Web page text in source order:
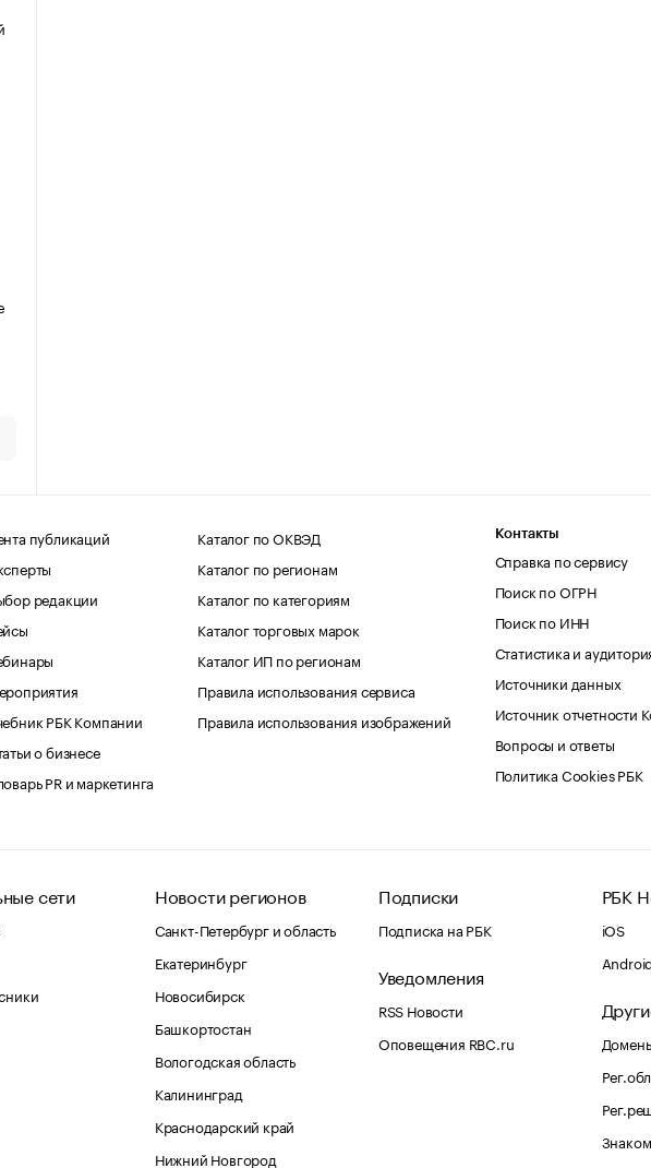
публикаций
редакции
РБК Компании
о бизнесе
PR и маркетинга
Каталог по ОКВЭД
Каталог по регионам
Каталог по категориям
Каталог торговых марок
Каталог ИП по регионам
Правила использования сервиса
Правила использования изображений
Контакты
Справка по сервису
Поиск по ОГРН
Поиск по ИНН
Статистика и
Источники данных
Источник отчетности
Вопросы и ответы
Политика Cookies РБК
сети Новости регионов
Санкт-Петербург и область
Екатеринбург
Новосибирск
Башкортостан
Вологодская область
Калининград
Краснодарский край
Нижний Новгород
Подписки
Подписка на РБК
Уведомления
RSS Новости
Оповещения RBC.ru
РБК
iOS